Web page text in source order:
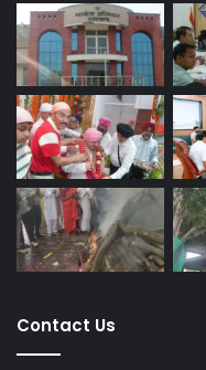
Contact Us